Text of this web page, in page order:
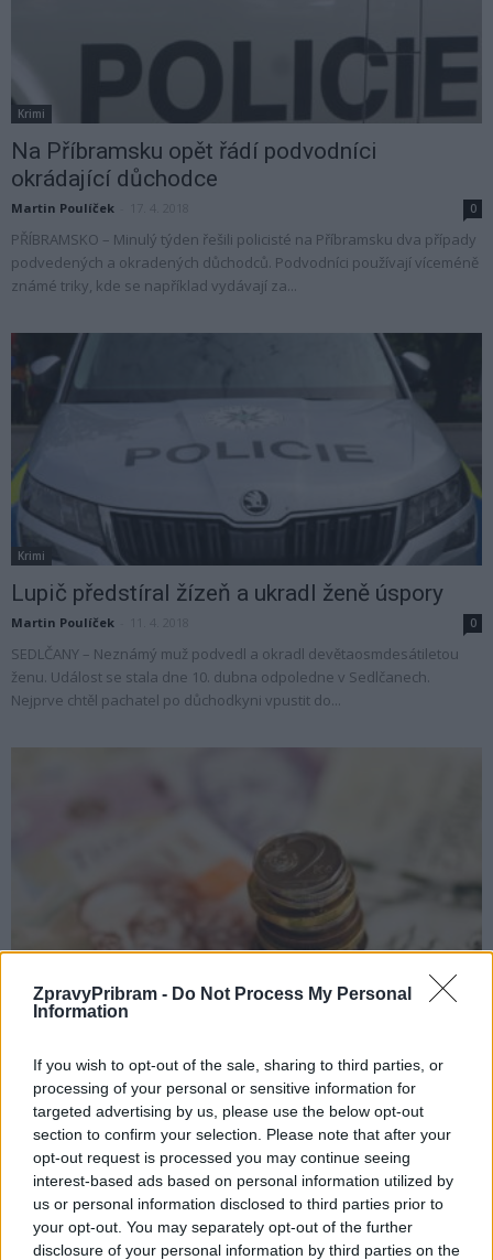
ZpravyPribram - Do Not Process My Personal
Information
If you wish to opt-out of the sale, sharing to third parties, or
processing of your personal or sensitive information for
targeted advertising by us, please use the below opt-out
section to confirm your selection. Please note that after your
opt-out request is processed you may continue seeing
interest-based ads based on personal information utilized by
us or personal information disclosed to third parties prior to
your opt-out. You may separately opt-out of the further
disclosure of your personal information by third parties on the
Krimi
Na Příbramsku opět řádí podvodníci
okrádající důchodce
Martin Poulíček 0
PŘÍBRAMSKO – Minulý týden řešili policisté na Příbramsku dva případy
podvedených a okradených důchodců. Podvodníci používají víceméně
známé triky, kde se například vydávají za...
Krimi
Lupič předstíral žízeň a ukradl ženě úspory
Martin Poulíček 0
SEDLČANY – Neznámý muž podvedl a okradl devětaosmdesátiletou
ženu. Událost se stala dne 10. dubna odpoledne v Sedlčanech.
Nejprve chtěl pachatel po důchodkyni vpustit do...
Lékař se společně s pacientkou pokusil
redakce - 26. 6. 2017
PŘÍBRAM – V květnu letošního roku policisté zahájili trestní stíhání
obou osob. Sedmačtyřicetiletá žena z Příbramska a 65letý lékař se
budou zpovídat ze zločinu...